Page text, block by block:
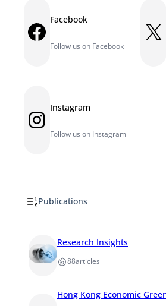
Facebook Facebook
Follow us on Facebook
X
Instagram Instagram
Follow us on Instagram
Publications
Research Insights
88articles
Hong Kong Economic